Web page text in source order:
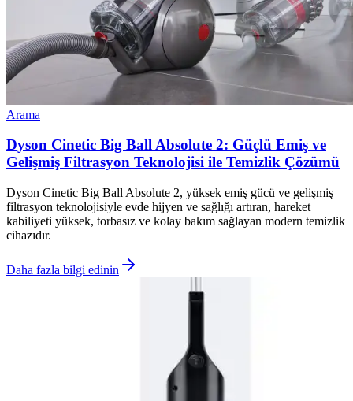
Arama
Dyson Cinetic Big Ball Absolute 2: Güçlü Emiş ve
Gelişmiş Filtrasyon Teknolojisi ile Temizlik Çözümü
Dyson Cinetic Big Ball Absolute 2, yüksek emiş gücü ve gelişmiş
filtrasyon teknolojisiyle evde hijyen ve sağlığı artıran, hareket
kabiliyeti yüksek, torbasız ve kolay bakım sağlayan modern temizlik
cihazıdır.
Daha fazla bilgi edinin